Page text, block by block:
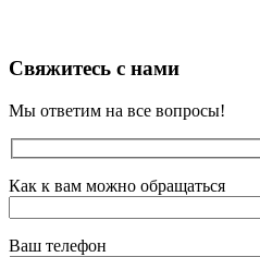
Свяжитесь с нами
Мы ответим на все вопросы!
Как к вам можно обращаться
Ваш телефон